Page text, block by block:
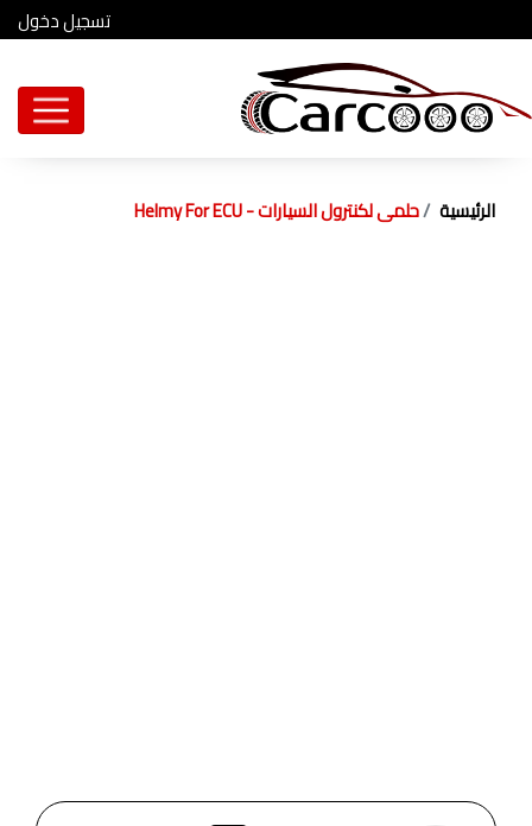
تسجيل دخول
الرئيسية حلمى لكنترول السيارات - Helmy For ECU